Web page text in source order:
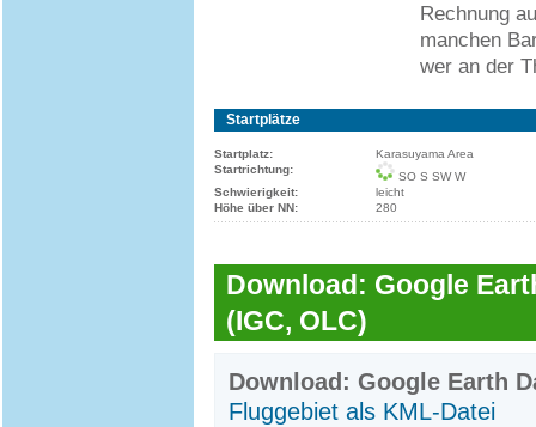
Rechnung
manchen
wer an der
Startplätze
Startplatz:
Karasuyama Area
Startrichtung:
SO S SW W
Schwierigkeit:
leicht
Höhe über NN:
280
Download: Google
(IGC, OLC)
Download: Google Earth
Fluggebiet als KML-Datei